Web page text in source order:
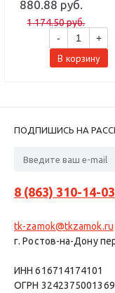
880.88 руб.
1 174.50 руб.
-
+
В корзину
ПОДПИШИСЬ НА
8 (863) 310-14-03
tk-zamok@tkzamok.ru
г. Ростов-на-Дону
ИНН 616714174101
ОГРН